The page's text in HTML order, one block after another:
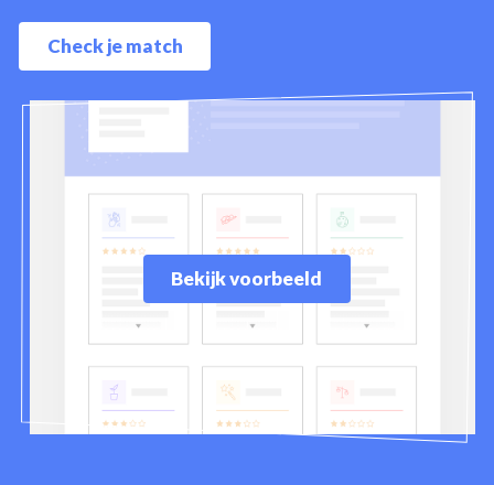
Check je match
Bekijk voorbeeld